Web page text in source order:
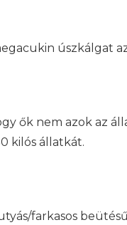
úszkálgat
ők nem azok
kilós állatkát.
farkasos